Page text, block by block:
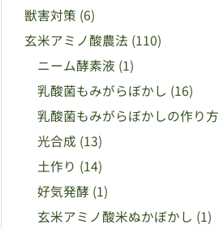
獣害対策 (6)
玄米アミノ酸農法 (110)
ニーム酵素液 (1)
乳酸菌もみがらぼかし (16)
乳酸菌もみがらぼかしの作り方
光合成 (13)
土作り (14)
好気発酵 (1)
玄米アミノ酸米ぬかぼかし (1)